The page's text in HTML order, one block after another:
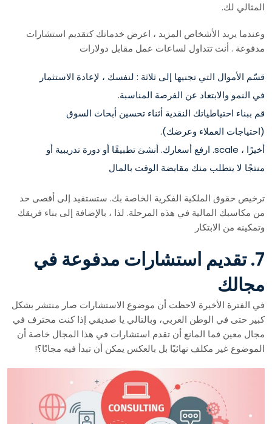
المثالي لك.
وعندما يريد الأشخاص المزيد ، اعرض خدماتك كتقديم استشارات
مدفوعة . أنت تتداول لساعات عمل مقابل دولارات
قسّم الأموال التي تجنيها إلى ثلاثة : لنفسك ، لإعادة الاستثمار
في النمو والابتعاد عن الفرصة المناسبة.
قم ببناء احتياطياتك النقدية أثناء تحسين أبحاث السوق
(احتياجات العملاء وعرضك).
أخيرًا ، scale. ارفع أسعارك. أنشئ تطبيقًا أو دورة تدريبية أو
منتجًا لا يتطلب منك مقايضة الوقت بالمال
ترخيص حقوق الملكية الفكرية الخاصة بك. ستستفيد إلى أقصى حد
من مكاسبك المالية في هذه المرحلة. لذا ، بالإضافة إلى بناء فريقك
وتمكينه من الابتكار
7. تقديم استشارات مدفوعة في
مجالك
في الفترة الأخيرة لاحظت أن موضوع الاستشارات صار منتشر بشكل
كبير حتى في الوطن العربي، وبالتالي يا صديقي إذا كنت محترف في
مجال معين فما المانع أن تقدم استشارات في هذا المجال خاصة أن
الموضوع غير مكلف نهائيًا بل بالعكس يمكن أن تبدأ فيه مجانًا؟!